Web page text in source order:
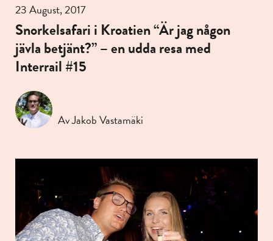
23 August, 2017
Snorkelsafari i Kroatien “Är jag någon
jävla betjänt?” – en udda resa med
Interrail #15
Av Jakob Vastamäki